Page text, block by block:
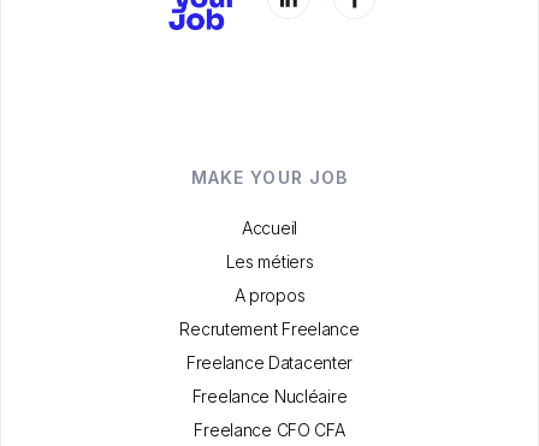
MAKE YOUR JOB
Accueil
Les métiers
A propos
Recrutement Freelance
Freelance Datacenter
Freelance Nucléaire
Freelance CFO CFA